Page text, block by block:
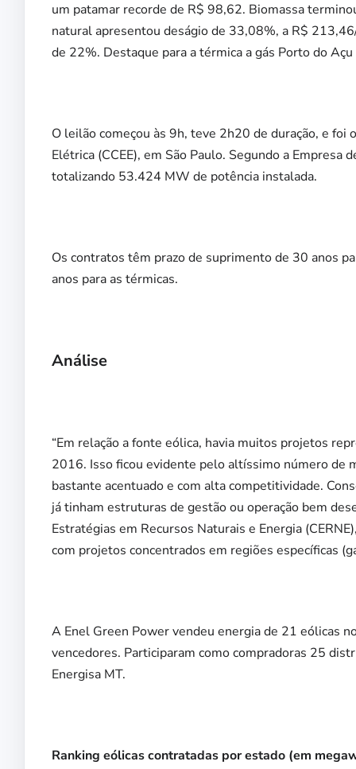
um patamar recorde de R$ 98,62. Biomassa
natural apresentou deságio de 33,08%, a R$
de 22%. Destaque para a térmica a gás Porto do
O leilão começou às 9h, teve 2h20 de duração, e foi
Elétrica (CCEE), em São Paulo. Segundo a
totalizando 53.424 MW de potência instalada.
Os contratos têm prazo de suprimento de 30 anos
anos para as térmicas.
Análise
“Em relação a fonte eólica, havia muitos projetos
2016. Isso ficou evidente pelo altíssimo número de
bastante acentuado e com alta competitividade.
já tinham estruturas de gestão ou operação bem
Estratégias em Recursos Naturais e Energia
com projetos concentrados em regiões específicas
A Enel Green Power vendeu energia de 21 eólicas
vencedores. Participaram como compradoras 25
Energisa MT.
Ranking eólicas contratadas por estado (em